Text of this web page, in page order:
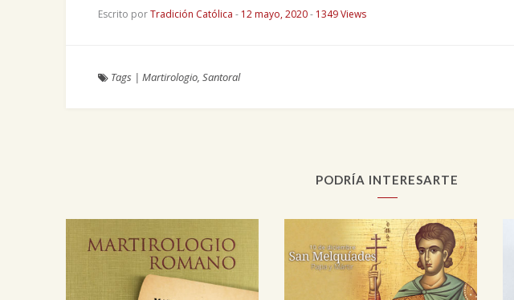
Escrito porTradición Católica - 12 mayo, 2020- 1349 Views
Tags | Martirologio, Santoral
PODRÍA INTERESARTE